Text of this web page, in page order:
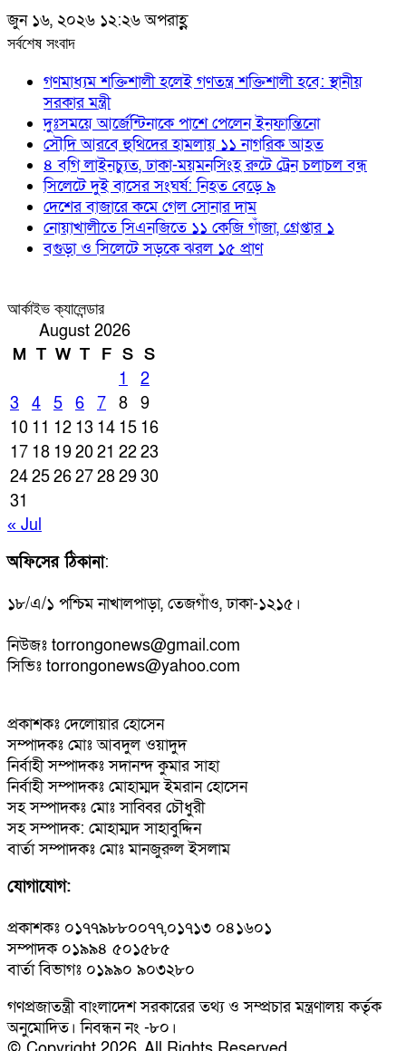
জুন ১৬, ২০২৬ ১২:২৬ অপরাহ্ণ
সর্বশেষ সংবাদ
গণমাধ্যম শক্তিশালী হলেই গণতন্ত্র শক্তিশালী হবে: স্থানীয়
সরকার মন্ত্রী
দুঃসময়ে আর্জেন্টিনাকে পাশে পেলেন ইনফান্তিনো
সৌদি আরবে হুথিদের হামলায় ১১ নাগরিক আহত
৪ বগি লাইনচ্যুত, ঢাকা-ময়মনসিংহ রুটে ট্রেন চলাচল বন্ধ
সিলেটে দুই বাসের সংঘর্ষ: নিহত বেড়ে ৯
দেশের বাজারে কমে গেল সোনার দাম
নোয়াখালীতে সিএনজিতে ১১ কেজি গাঁজা, গ্রেপ্তার ১
বগুড়া ও সিলেটে সড়কে ঝরল ১৫ প্রাণ
আর্কাইভ ক্যালেন্ডার
August 2026
M T W T F S S
1
2
3
4 5 6 7 8
9
10 11 12 13 14 15 16
17 18 192021 2223
24252627282930
31
« Jul
অফিসের ঠিকানা:
১৮/এ/১ পশ্চিম নাখালপাড়া, তেজগাঁও, ঢাকা-১২১৫।
নিউজঃ torrongonews@gmail.com
সিভিঃ torrongonews@yahoo.com
প্রকাশকঃ দেলোয়ার হোসেন
সম্পাদকঃ মোঃ আবদুল ওয়াদুদ
নির্বাহী সম্পাদকঃ সদানন্দ কুমার সাহা
নির্বাহী সম্পাদকঃ মোহাম্মদ ইমরান হোসেন
সহ সম্পাদকঃ মোঃ সাব্বির চৌধুরী
সহ সম্পাদক: মোহাম্মদ সাহাবুদ্দিন
বার্তা সম্পাদকঃ মোঃ মানজুরুল ইসলাম
যোগাযোগ:
প্রকাশকঃ ০১৭৭৯৮৮০০৭৭,০১৭১৩ ০৪১৬০১
সম্পাদক ০১৯৯৪ ৫০১৫৮৫
বার্তা বিভাগঃ ০১৯৯০ ৯০৩২৮০
গণপ্রজাতন্ত্রী বাংলাদেশ সরকারের তথ্য ও সম্প্রচার মন্ত্রণালয় কর্তৃক
অনুমোদিত। নিবন্ধন নং -৮০।